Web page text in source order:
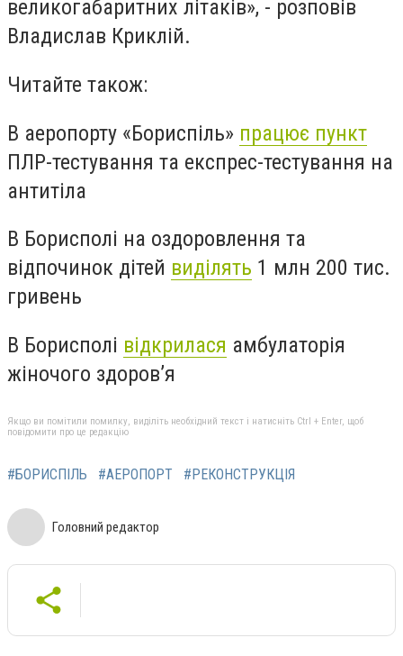
великогабаритних літаків», - розповів
Владислав Криклій.
Читайте також:
В аеропорту «Бориспіль» працює пункт
ПЛР-тестування та експрес-тестування на
антитіла
В Борисполі на оздоровлення та
відпочинок дітей виділять 1 млн 200 тис.
гривень
В Борисполі відкрилася амбулаторія
жіночого здоров’я
Якщо ви помітили помилку, виділіть необхідний текст і натисніть Ctrl + Enter, щоб
повідомити про це редакцію
#БОРИСПІЛЬ #АЕРОПОРТ #РЕКОНСТРУКЦІЯ
Головний редактор